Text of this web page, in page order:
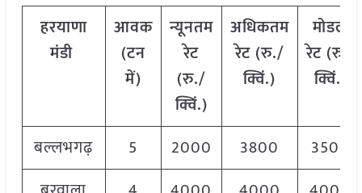
हरयाणा
मंडी
आवक
(टन
में)
न्यूनतम
रेट
(रु./
क्विं.)
अधिकतम
रेट (रु./
क्विं.)
मोडल
रेट (रु./
क्विं.)
बल्लभगढ़ 5 2000 3800
3500